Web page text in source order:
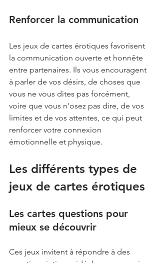
Renforcer la communication
Les jeux de cartes érotiques favorisent
la communication ouverte et honnête
entre partenaires. Ils vous encouragent
à parler de vos désirs, de choses que
vous ne vous dites pas forcément,
voire que vous n'osez pas dire, de vos
limites et de vos attentes, ce qui peut
renforcer votre connexion
émotionnelle et physique.
Les différents types de
jeux de cartes érotiques
Les cartes questions pour
mieux se découvrir
Ces jeux invitent à répondre à des